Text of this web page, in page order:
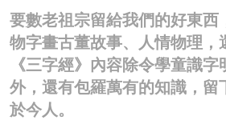
商業
科技
影片
名家榜
要數老祖宗留給我們的好東西
物字畫古董故事、人情物理，
《三字經》內容除令學童識
外，還有包羅萬有的知識，留
於今人。